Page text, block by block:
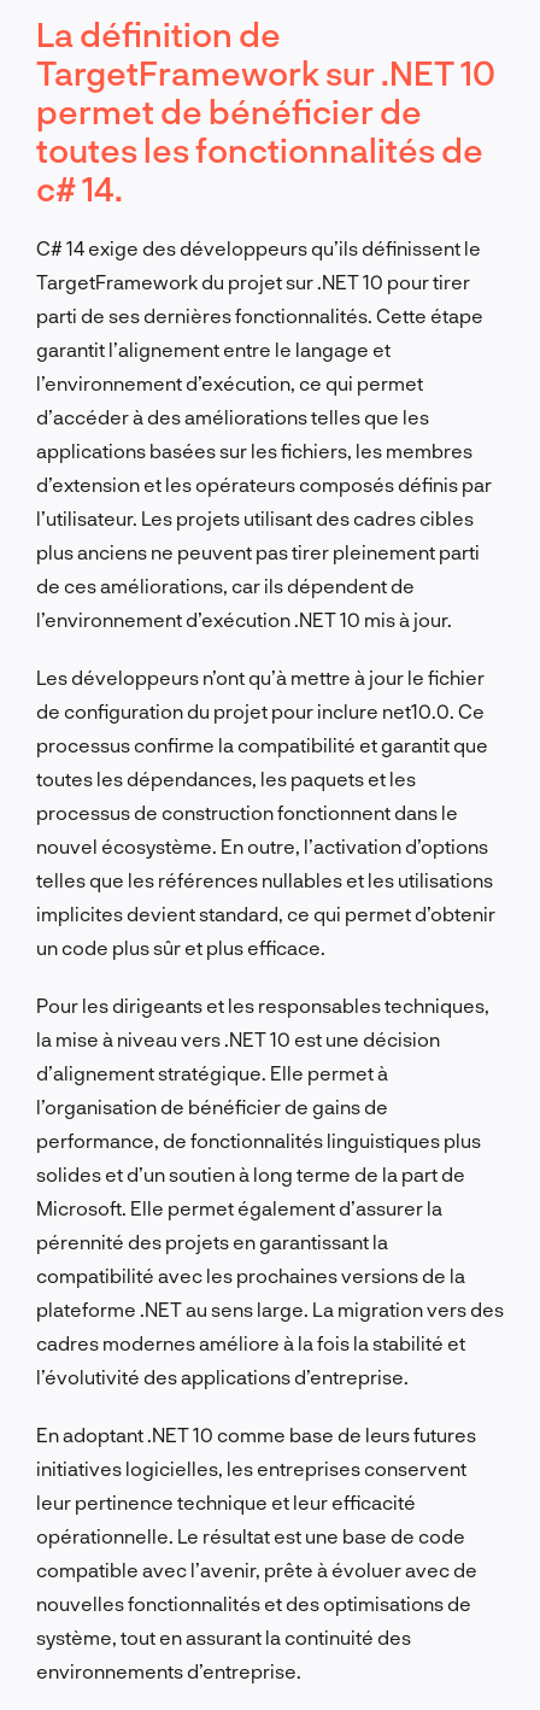
La définition de
TargetFramework sur .NET 10
permet de bénéficier de
toutes les fonctionnalités de
c# 14.
C# 14 exige des développeurs qu’ils définissent le
TargetFramework du projet sur .NET 10 pour tirer
parti de ses dernières fonctionnalités. Cette étape
garantit l’alignement entre le langage et
l’environnement d’exécution, ce qui permet
d’accéder à des améliorations telles que les
applications basées sur les fichiers, les membres
d’extension et les opérateurs composés définis par
l’utilisateur. Les projets utilisant des cadres cibles
plus anciens ne peuvent pas tirer pleinement parti
de ces améliorations, car ils dépendent de
l’environnement d’exécution .NET 10 mis à jour.
Les développeurs n’ont qu’à mettre à jour le fichier
de configuration du projet pour inclure net10.0. Ce
processus confirme la compatibilité et garantit que
toutes les dépendances, les paquets et les
processus de construction fonctionnent dans le
nouvel écosystème. En outre, l’activation d’options
telles que les références nullables et les utilisations
implicites devient standard, ce qui permet d’obtenir
un code plus sûr et plus efficace.
Pour les dirigeants et les responsables techniques,
la mise à niveau vers .NET 10 est une décision
d’alignement stratégique. Elle permet à
l’organisation de bénéficier de gains de
performance, de fonctionnalités linguistiques plus
solides et d’un soutien à long terme de la part de
Microsoft. Elle permet également d’assurer la
pérennité des projets en garantissant la
compatibilité avec les prochaines versions de la
plateforme .NET au sens large. La migration vers des
cadres modernes améliore à la fois la stabilité et
l’évolutivité des applications d’entreprise.
En adoptant .NET 10 comme base de leurs futures
initiatives logicielles, les entreprises conservent
leur pertinence technique et leur efficacité
opérationnelle. Le résultat est une base de code
compatible avec l’avenir, prête à évoluer avec de
nouvelles fonctionnalités et des optimisations de
système, tout en assurant la continuité des
environnements d’entreprise.